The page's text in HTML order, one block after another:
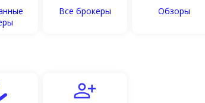
Все брокеры Обзоры